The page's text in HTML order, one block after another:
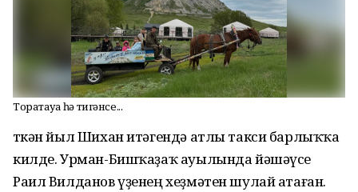
Торатауға һә тигәнсе...
Үткән йыл Шихан итәгендә атлы такси барлыҡҡа
килде. Урман-Бишҡаҙаҡ ауылында йәшәүсе
Раил Вилданов үҙенең хеҙмәтен шулай атаған.